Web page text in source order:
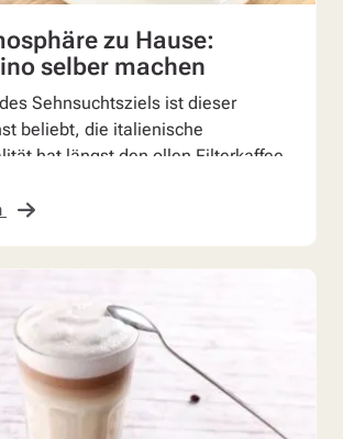
zu Hause:
selber machen
Sehnsuchtsziels ist dieser
beliebt, die italienische
hat längst den ollen Filterkaffee